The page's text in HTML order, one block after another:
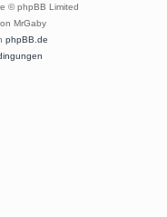
© phpBB Limited
MrGaby
phpBB.de